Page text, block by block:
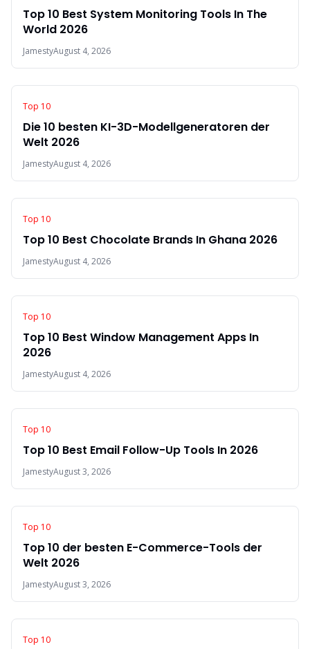
Top 10 Best System Monitoring Tools In The
World 2026
JamestyAugust 4, 2026
Top 10
Die 10 besten KI-3D-Modellgeneratoren der
Welt 2026
JamestyAugust 4, 2026
Top 10
Top 10 Best Chocolate Brands In Ghana 2026
JamestyAugust 4, 2026
Top 10
Top 10 Best Window Management Apps In
2026
JamestyAugust 4, 2026
Top 10
Top 10 Best Email Follow-Up Tools In 2026
JamestyAugust 3, 2026
Top 10
Top 10 der besten E-Commerce-Tools der
Welt 2026
JamestyAugust 3, 2026
Top 10